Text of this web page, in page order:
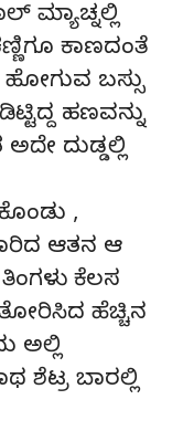
ಮ್ಯಾಚ್ನಲ್ಲಿ
ಕಾಣದಂತೆ
ಬಸ್ಸು
ಹಣವನ್ನು
ದುಡ್ಡಲ್ಲಿ
,
ಆತನ ಆ
ಕೆಲಸ
ಹೆಚ್ಚಿನ
ಅಲ್ಲಿ
ಶೆಟ್ರ ಬಾರಲ್ಲಿ